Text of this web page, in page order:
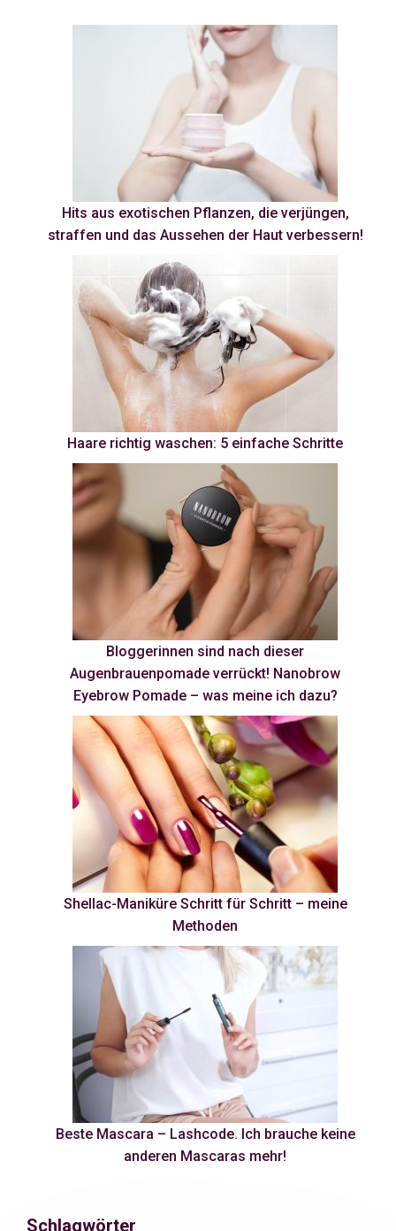
Hits aus exotischen Pflanzen, die verjüngen,
straffen und das Aussehen der Haut verbessern!
Haare richtig waschen: 5 einfache Schritte
Bloggerinnen sind nach dieser
Augenbrauenpomade verrückt! Nanobrow
Eyebrow Pomade – was meine ich dazu?
Shellac-Maniküre Schritt für Schritt – meine
Methoden
Beste Mascara – Lashcode. Ich brauche keine
anderen Mascaras mehr!
Schlagwörter